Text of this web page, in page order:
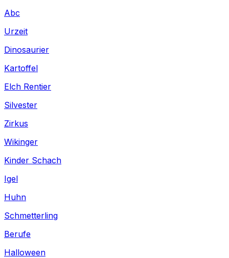
Abc
Urzeit
Dinosaurier
Kartoffel
Elch Rentier
Silvester
Zirkus
Wikinger
Kinder Schach
Igel
Huhn
Schmetterling
Berufe
Halloween